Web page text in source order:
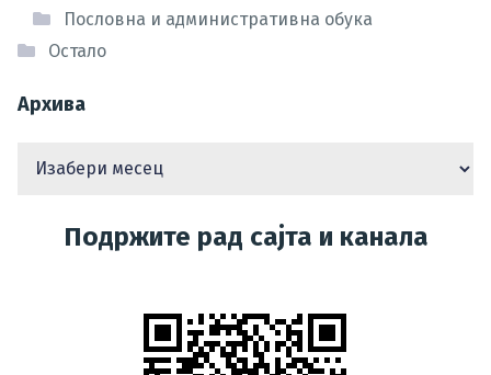
Пословна и административна обука
Остало
Архива
Подржите рад сајта и канала